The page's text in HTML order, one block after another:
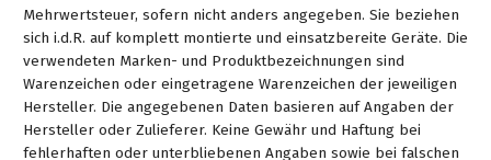
Mehrwertsteuer, sofern nicht anders angegeben. Sie beziehen
sich i.d.R. auf komplett montierte und einsatzbereite Geräte. Die
verwendeten Marken- und Produktbezeichnungen sind
Warenzeichen oder eingetragene Warenzeichen der jeweiligen
Hersteller. Die angegebenen Daten basieren auf Angaben der
Hersteller oder Zulieferer. Keine Gewähr und Haftung bei
fehlerhaften oder unterbliebenen Angaben sowie bei falschen